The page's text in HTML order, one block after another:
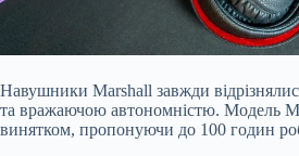
Навушники Marshall завжди
та вражаючою автономністю. Модель
винятком, пропонуючи до 100 годин